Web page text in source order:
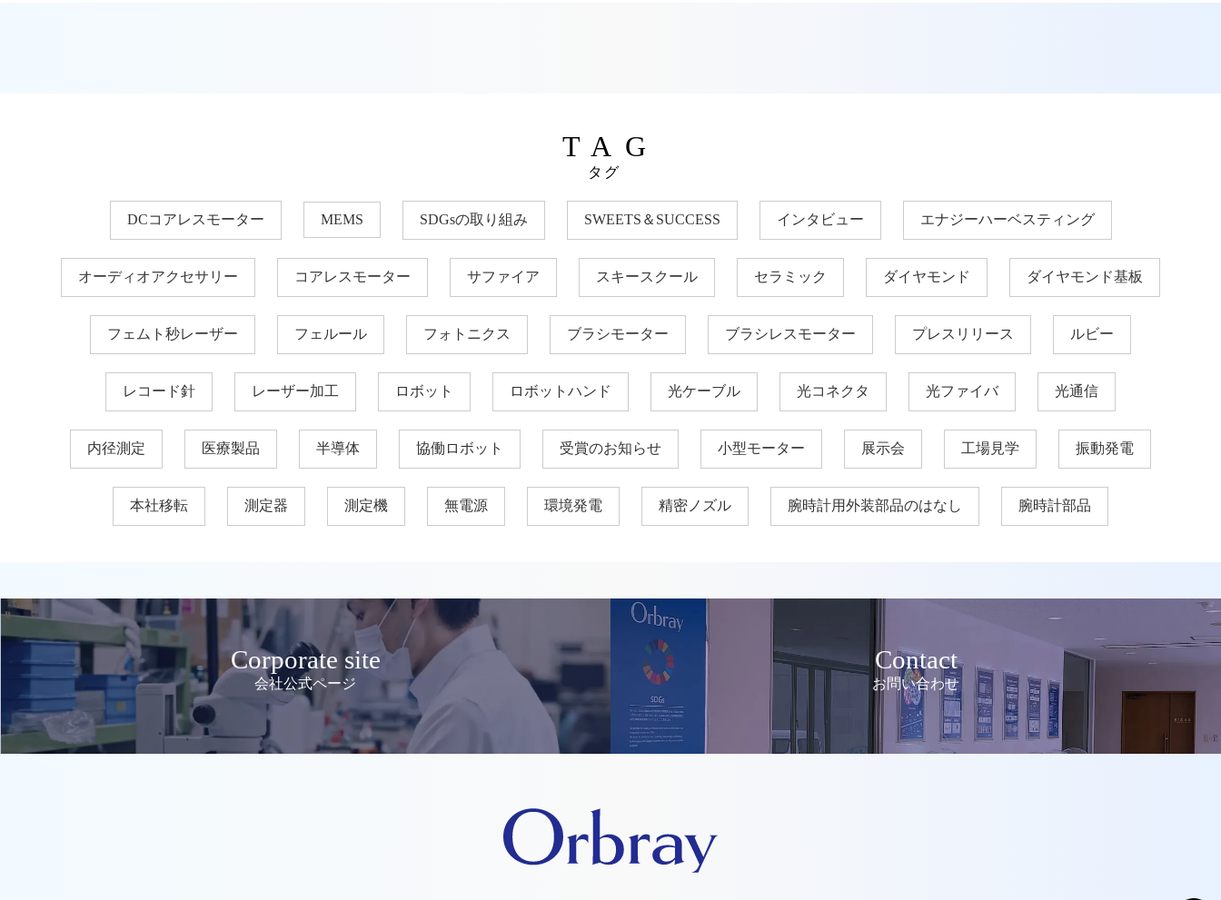
TAG
タグ
DCコアレスモーター MEMS SDGsの取り組み SWEETS＆SUCCESS インタビュー エナジーハーベスティング
オーディオアクセサリー コアレスモーター サファイア スキースクール セラミック ダイヤモンド ダイヤモンド基板
フェムト秒レーザー フェルール フォトニクス ブラシモーター ブラシレスモーター プレスリリース ルビー
レコード針 レーザー加工 ロボット ロボットハンド 光ケーブル 光コネクタ 光ファイバ 光通信
内径測定 医療製品 半導体 協働ロボット 受賞のお知らせ 小型モーター 展示会 工場見学 振動発電
本社移転 測定器 測定機 無電源 環境発電 精密ノズル 腕時計用外装部品のはなし 腕時計部品
Corporate site
会社公式ページ
Contact
お問い合わせ